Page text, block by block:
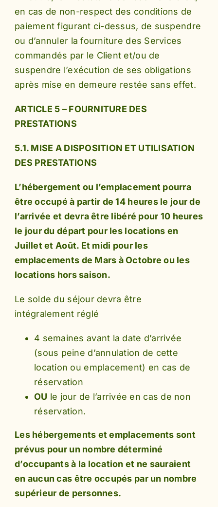
en cas de non-respect des conditions de
paiement figurant ci-dessus, de suspendre
ou d’annuler la fourniture des Services
commandés par le Client et/ou de
suspendre l’exécution de ses obligations
après mise en demeure restée sans effet.
ARTICLE 5 – FOURNITURE DES
PRESTATIONS
5.1. MISE A DISPOSITION ET UTILISATION
DES PRESTATIONS
L’hébergement ou l’emplacement pourra
être occupé à partir de 14 heures le jour de
l’arrivée et devra être libéré pour 10 heures
le jour du départ pour les locations en
Juillet et Août. Et midi pour les
emplacements de Mars à Octobre ou les
locations hors saison.
Le solde du séjour devra être
intégralement réglé
4 semaines avant la date d’arrivée
(sous peine d’annulation de cette
location ou emplacement) en cas de
réservation
OU le jour de l’arrivée en cas de non
réservation.
Les hébergements et emplacements sont
prévus pour un nombre déterminé
d’occupants à la location et ne sauraient
en aucun cas être occupés par un nombre
supérieur de personnes.